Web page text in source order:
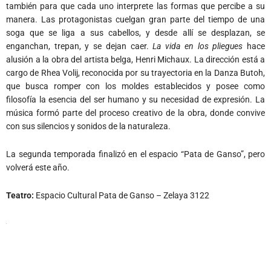
también para que cada uno interprete las formas que percibe a su
manera. Las protagonistas cuelgan gran parte del tiempo de una
soga que se liga a sus cabellos, y desde allí se desplazan, se
enganchan, trepan, y se dejan caer.La vida en los pliegues hace
alusión a la obra del artista belga, Henri Michaux. La dirección está a
cargo de Rhea Volij, reconocida por su trayectoria en la Danza Butoh,
que busca romper con los moldes establecidos y posee como
filosofía la esencia del ser humano y su necesidad de expresión. La
música formó parte del proceso creativo de la obra, donde convive
con sus silencios y sonidos de la naturaleza.
La segunda temporada finalizó en el espacio “Pata de Ganso”, pero
volverá este año.
Teatro: Espacio Cultural Pata de Ganso – Zelaya 3122